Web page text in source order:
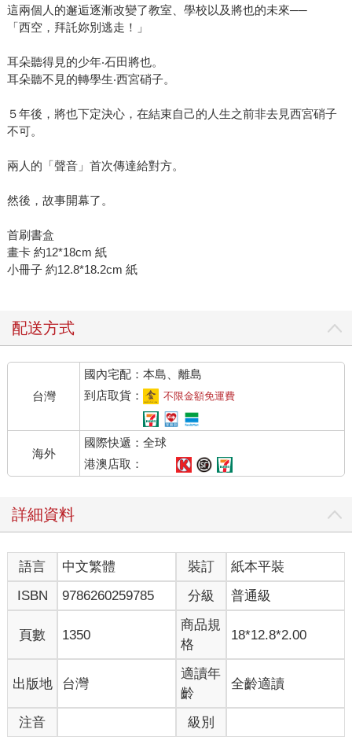
這兩個人的邂逅逐漸改變了教室、學校以及將也的未來──
「西空，拜託妳別逃走！」
耳朵聽得見的少年‧石田將也。
耳朵聽不見的轉學生‧西宮硝子。
５年後，將也下定決心，在結束自己的人生之前非去見西宮硝子
不可。
兩人的「聲音」首次傳達給對方。
然後，故事開幕了。
首刷書盒
畫卡 約12*18cm 紙
小冊子 約12.8*18.2cm 紙
配送方式
台灣
國內宅配：本島、離島
到店取貨：
不限金額免運費
海外
國際快遞：全球
港澳店取：
詳細資料
語言 中文繁體 裝訂
紙本平裝
ISBN
9786260259785 分級 普通級
頁數 1350
商品規
格
18*12.8*2.00
出版地 台灣
適讀年
齡
全齡適讀
注音 級別